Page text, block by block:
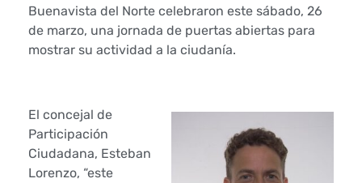
r
e
c
Buenavista del Norte celebraron este sábado, 26
de marzo, una jornada de puertas abiertas para
mostrar su actividad a la ciudanía.
El concejal de
Participación
Ciudadana, Esteban
Lorenzo, “este